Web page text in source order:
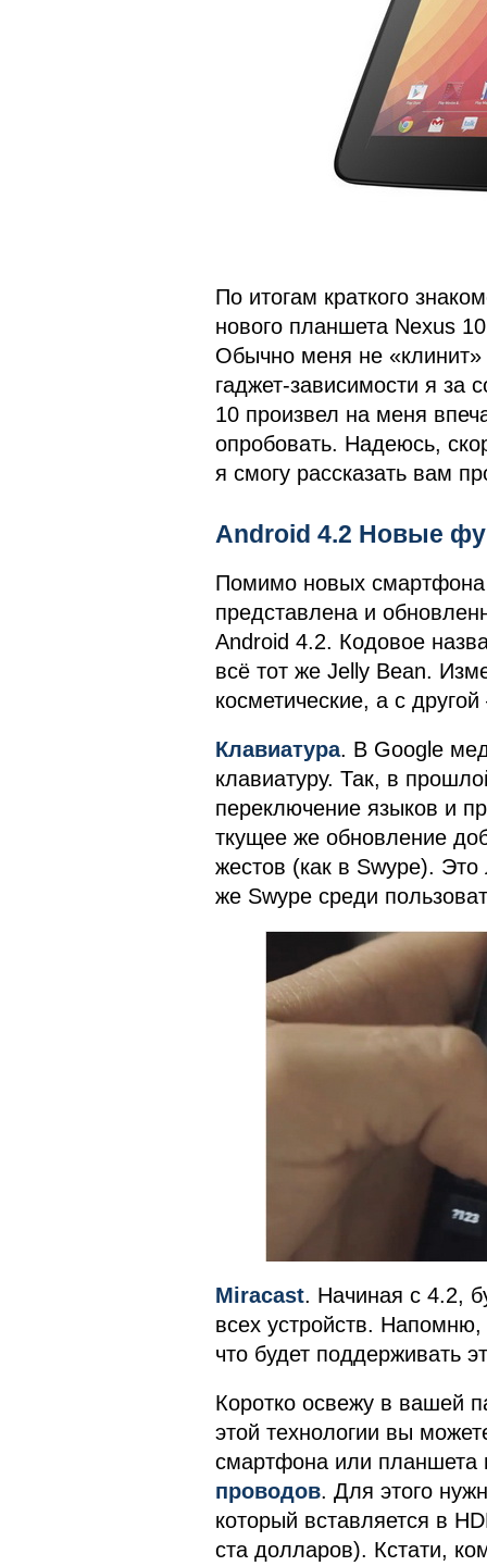
По итогам краткого
нового планшета Nexus
Обычно меня не «клинит»
гаджет-зависимости я за
10 произвел на меня
опробовать. Надеюсь,
я смогу рассказать вам
Android 4.2 Новые
Помимо новых
представлена и
Android 4.2. Кодовое
всё тот же Jelly Bean.
косметические, а с
Клавиатура. В Google
клавиатуру. Так, в
переключение языков и
ткущее же обновление
жестов (как в Swype). Это
же Swype среди
Miracast. Начиная с 4.2,
всех устройств.
что будет поддерживать
Коротко освежу в вашей
этой технологии вы
смартфона или планшета
проводов. Для этого
который вставляется в
ста долларов). Кстати,